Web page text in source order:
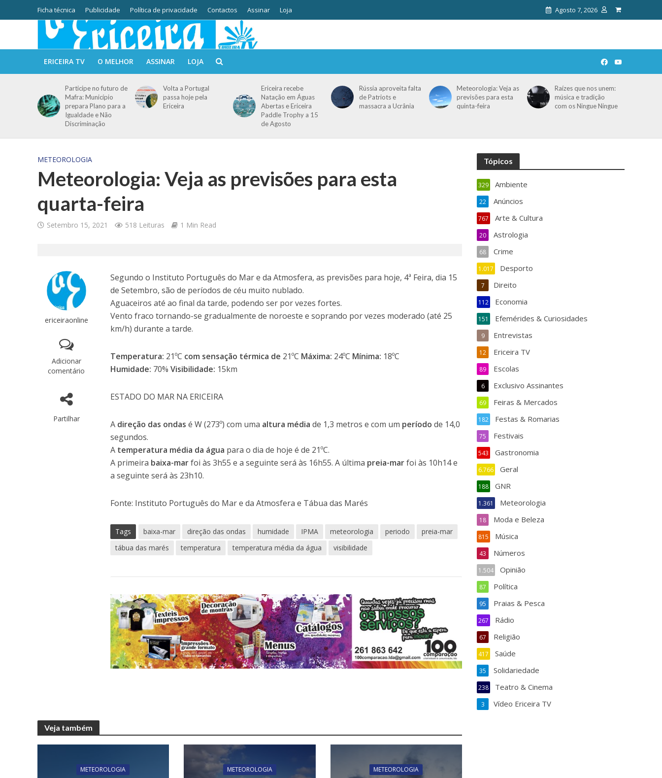
Ficha técnica Publicidade Política de privacidade Contactos Assinar Loja Agosto 7, 2026
ERICEIRA TV O MELHOR ASSINAR LOJA
Participe no futuro de
Mafra: Município
prepara Plano para a
Igualdade e Não
Discriminação
Volta a Portugal
passa hoje pela
Ericeira
Ericeira recebe
Natação em Águas
Abertas e Ericeira
Paddle Trophy a 15
de Agosto
Rússia aproveita falta
de Patriots e
massacra a Ucrânia
Meteorologia: Veja as
previsões para esta
quinta-feira
Raízes que nos unem:
música e tradição
com os Ningue Ningue
METEOROLOGIA
Meteorologia: Veja as previsões para esta
quarta-feira
Setembro 15, 2021 518 Leituras 1 Min Read
ericeiraonline
Adicionar
comentário
Partilhar
Segundo o Instituto Português do Mar e da Atmosfera, as previsões para hoje, 4ª Feira, dia 15
de Setembro, são de períodos de céu muito nublado.
Aguaceiros até ao final da tarde, podendo ser por vezes fortes.
Vento fraco tornando-se gradualmente de noroeste e soprando por vezes moderado (até 25
km/h) durante a tarde.
Temperatura: 21ºC com sensação térmica de 21ºC Máxima: 24ºC Mínima: 18ºC
Humidade: 70%Visibilidade: 15km
ESTADO DO MAR NA ERICEIRA
A direção das ondas é W (273º) com uma altura média de 1,3 metros e com um período de 14,0
segundos.
A temperatura média da água para o dia de hoje é de 21ºC.
A primeira baixa-marfoi às 3h55 e a seguinte será às 16h55. A última preia-marfoi às 10h14 e
a seguinte será às 23h10.
Fonte: Instituto Português do Mar e da Atmosfera e Tábua das Marés
Tags baixa-mar direção das ondas humidade IPMA meteorologia periodo
preia-mar
tábua das marés
temperatura temperatura média da água visibilidade
Veja também
METEOROLOGIA METEOROLOGIA METEOROLOGIA
Tópicos
Ambiente
329
Anúncios
22
Arte & Cultura
767
Astrologia
20
Crime
68
Desporto
1.017
Direito
7
Economia
112
Efemérides & Curiosidades
151
Entrevistas
9
Ericeira TV
12
Escolas
89
Exclusivo Assinantes
6
Feiras & Mercados
69
Festas & Romarias
182
Festivais
75
Gastronomia
543
Geral
6.766
GNR
188
Meteorologia
1.361
Moda e Beleza
18
Música
815
Números
43
Opinião
1.504
Política
87
Praias & Pesca
95
Rádio
267
Religião
67
Saúde
417
Solidariedade
35
Teatro & Cinema
238
Vídeo Ericeira TV
3